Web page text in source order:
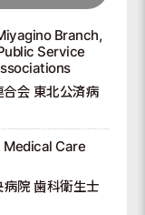
Branch,
Service
Care
会 東北公済病
院 歯科衛生士